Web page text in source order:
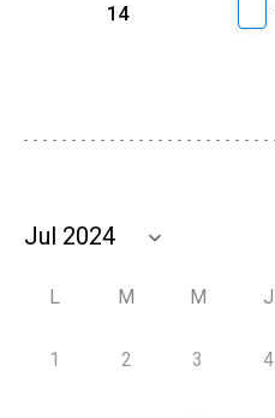
14
L M M J
1 2 3 4